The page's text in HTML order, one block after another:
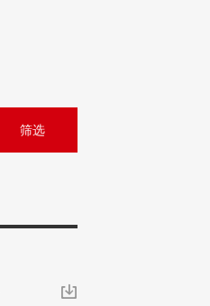
筛选
